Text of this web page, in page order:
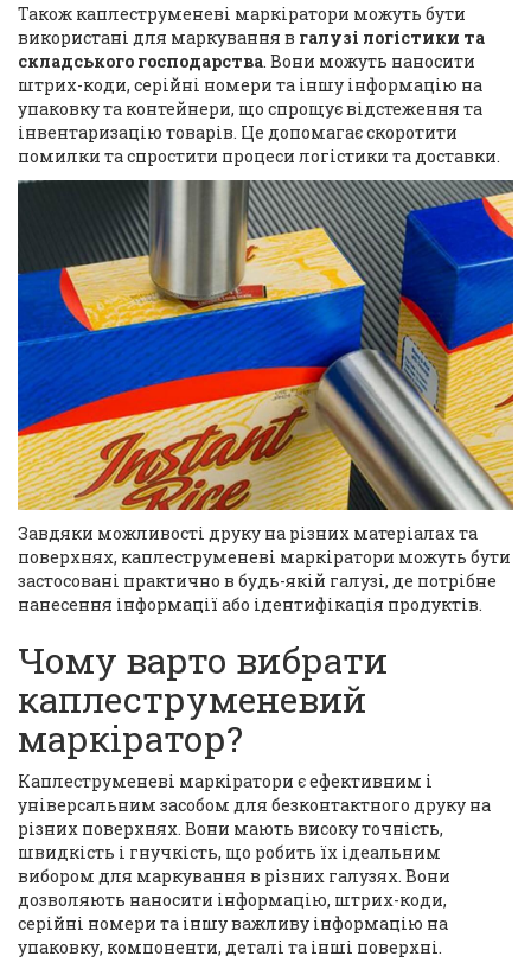
Також каплеструменеві маркіратори можуть бути
використані для маркування в галузі логістики та
складського господарства. Вони можуть наносити
штрих-коди, серійні номери та іншу інформацію на
упаковку та контейнери, що спрощує відстеження та
інвентаризацію товарів. Це допомагає скоротити
помилки та спростити процеси логістики та доставки.
Завдяки можливості друку на різних матеріалах та
поверхнях, каплеструменеві маркіратори можуть бути
застосовані практично в будь-якій галузі, де потрібне
нанесення інформації або ідентифікація продуктів.
Чому варто вибрати
каплеструменевий
маркіратор?
Каплеструменеві маркіратори є ефективним і
універсальним засобом для безконтактного друку на
різних поверхнях. Вони мають високу точність,
швидкість і гнучкість, що робить їх ідеальним
вибором для маркування в різних галузях. Вони
дозволяють наносити інформацію, штрих-коди,
серійні номери та іншу важливу інформацію на
упаковку, компоненти, деталі та інші поверхні.